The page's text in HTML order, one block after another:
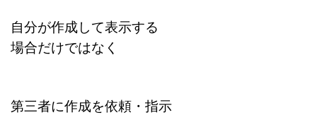
自分が作成して表示する
場合だけではなく
第三者に作成を依頼・指示